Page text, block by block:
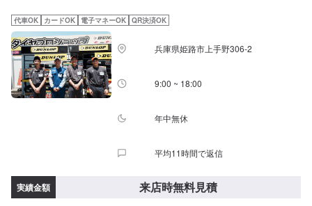
代車OK カードOK 電子マネーOK QR決済OK
兵庫県姫路市上手野306-2
9:00 ~ 18:00
年中無休
平均11時間で返信
実績金額 来店時無料見積